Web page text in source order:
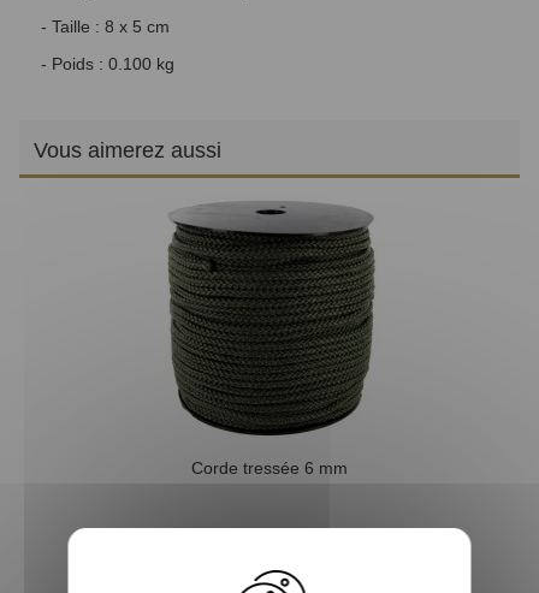
- Taille : 8 x 5 cm
- Poids : 0.100 kg
Vous aimerez aussi
Corde tressée 6 mm
29,90 €